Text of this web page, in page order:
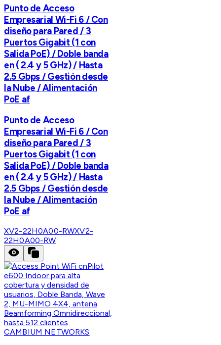
Punto de Acceso
Empresarial Wi-Fi 6 / Con
diseño para Pared / 3
Puertos Gigabit (1 con
Salida PoE) / Doble banda
en ( 2.4 y 5 GHz) / Hasta
2.5 Gbps / Gestión desde
la Nube / Alimentación
PoE af
Punto de Acceso
Empresarial Wi-Fi 6 / Con
diseño para Pared / 3
Puertos Gigabit (1 con
Salida PoE) / Doble banda
en ( 2.4 y 5 GHz) / Hasta
2.5 Gbps / Gestión desde
la Nube / Alimentación
PoE af
XV2-22H0A00-RWXV2-
22H0A00-RW
CAMBIUM NETWORKS